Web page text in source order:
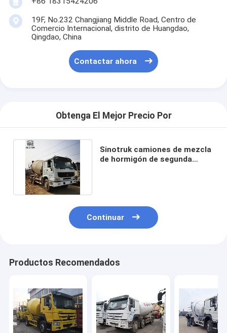
19F, No.232 Changjiang Middle Road, Centro de
Comercio Internacional, distrito de Huangdao,
Qingdao, China
Contactar ahora
Obtenga El Mejor Precio Por
Sinotruk camiones de mezcla
de hormigón de segunda
Continuar
Productos Recomendados